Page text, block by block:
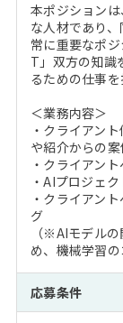
MBAを生かす求
年齢と年収の相関
MBA
本ポジション
な人材であり
常に重要なポ
T」双方の知識
るための仕事を
＜業務内容＞
・クライアン
や紹介からの案
・クライアン
・AIプロジェ
・クライアン
グ
（※AIモデル
め、機械学習
応募条件